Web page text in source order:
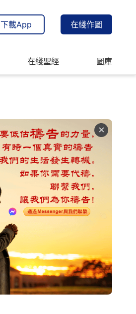
下載App 在綫作圖
在綫聖經 圖庫